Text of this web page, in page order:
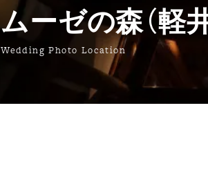
ムーゼの森（軽
Wedding Photo Location